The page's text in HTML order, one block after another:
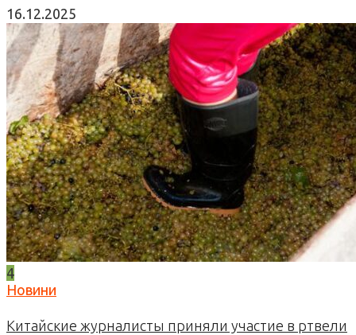
16.12.2025
4
Новини
Китайские журналисты приняли участие в ртвели